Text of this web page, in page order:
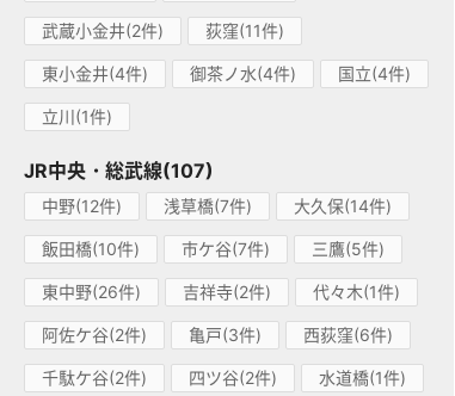
武蔵小金井(2件) 荻窪(11件)
東小金井(4件) 御茶ノ水(4件) 国立(4件)
立川(1件)
JR中央・総武線(107)
中野(12件) 浅草橋(7件) 大久保(14件)
飯田橋(10件) 市ケ谷(7件) 三鷹(5件)
東中野(26件) 吉祥寺(2件) 代々木(1件)
阿佐ケ谷(2件) 亀戸(3件) 西荻窪(6件)
千駄ケ谷(2件) 四ツ谷(2件) 水道橋(1件)